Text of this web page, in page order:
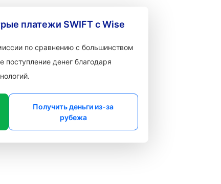
платежи SWIFT с Wise
по сравнению с большинством
поступление денег благодаря
Получить деньги из-за
рубежа